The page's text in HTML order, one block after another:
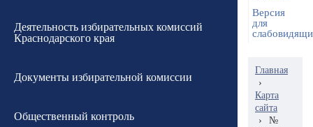
Деятельность избирательных комиссий
Краснодарского края
Документы избирательной комиссии
Общественный контроль
Версия
для
Главная
›
Карта
сайта
›
№